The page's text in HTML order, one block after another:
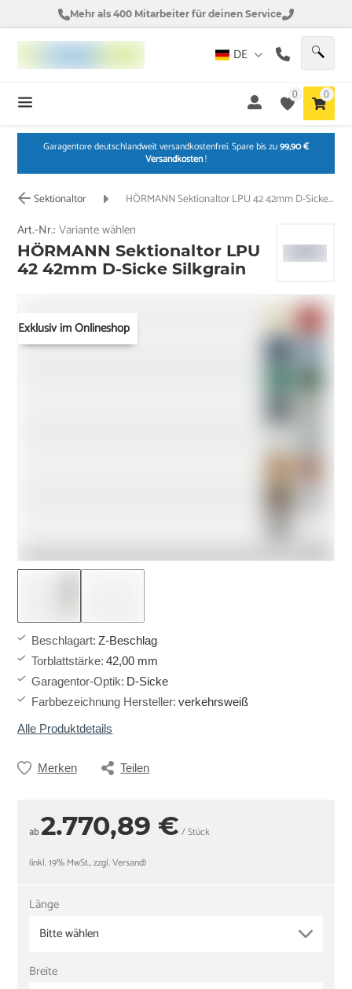
Mehr als 400 Mitarbeiter für deinen Service
DE
0 0
Garagentore deutschlandweit versandkostenfrei. Spare bis zu99,90 €
Versandkosten!
Sektionaltor HÖRMANN Sektionaltor LPU 42 42mm D-Sicke Silkgrain
Exklusiv im Onlineshop
Art.-Nr.:Variante wählen
HÖRMANN Sektionaltor LPU
42 42mm D-Sicke Silkgrain
Beschlagart: Z-Beschlag
Torblattstärke: 42,00 mm
Garagentor-Optik: D-Sicke
Farbbezeichnung Hersteller: verkehrsweiß
Alle Produktdetails
Merken Teilen
ab2.770,89 € / Stück
(inkl. 19% MwSt., zzgl. Versand)
Länge
Bitte wählen
Breite